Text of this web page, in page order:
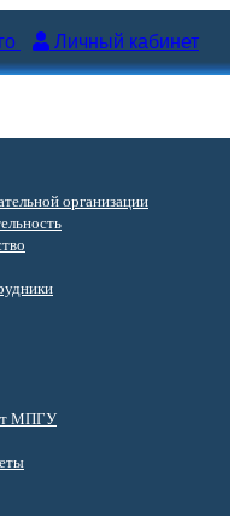
Личный кабинет
организации
МПГУ